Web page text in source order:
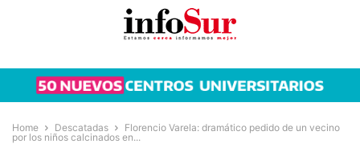
Home Descatadas
Florencio Varela: dramático pedido de un vecino
por los niños calcinados en...